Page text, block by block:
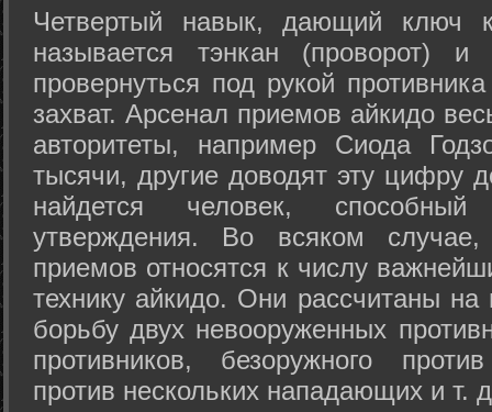
Четвертый навык, дающий ключ
называется тэнкан (проворот)
провернуться под рукой
захват. Арсенал приемов айкидо
авторитеты, например Сиода
тысячи, другие доводят эту цифру
найдется человек,
утверждения. Во всяком
приемов относятся к числу
технику айкидо. Они рассчитаны
борьбу двух невооруженных
противников, безоружного
против нескольких нападающих и т.